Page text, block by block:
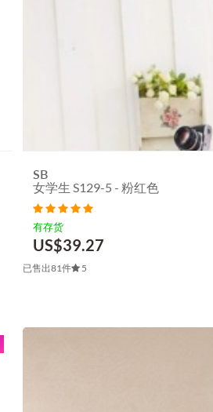
SB
女学生 S129-5 - 粉红色
有存货
US$39.27
已售出81件 5